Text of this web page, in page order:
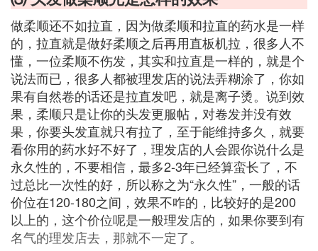
做柔顺还不如拉直，因为做柔顺和拉直的药水是一样
的，拉直就是做好柔顺之后再用直板机拉，很多人不
懂，一位柔顺不伤发，其实和拉直是一样的，就是个
说法而已，很多人都被理发店的说法弄糊涂了，你如
果有自然卷的话还是拉直发吧，就是离子烫。说到效
果，柔顺只是让你的头发更服帖，对卷发并没有效
果，你要头发直就只有拉了，至于能维持多久，就要
看你用的药水好不好了，理发店的人会跟你说什么是
永久性的，不要相信，最多2-3年已经算蛮长了，不
过总比一次性的好，所以称之为“永久性”，一般的话
价位在120-180之间，效果不咋的，比较好的是200
以上的，这个价位呢是一般理发店的，如果你要到有
名气的理发店去，那就不一定了。